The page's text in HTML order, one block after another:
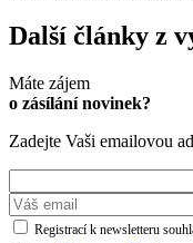
Další články z
Máte zájem
o zásílání novinek?
Zadejte Vaši emailovou
Registrací k newsletteru